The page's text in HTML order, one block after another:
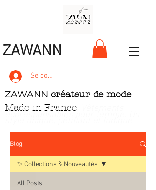
ZAWANN
Se connecter
ZAWANN créateur de mode
Made in France
Blog
All Posts
✨ Collections & Nouveautés